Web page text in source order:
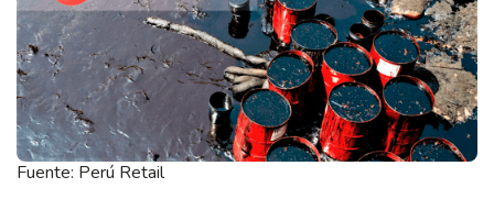
Fuente: Perú Retail